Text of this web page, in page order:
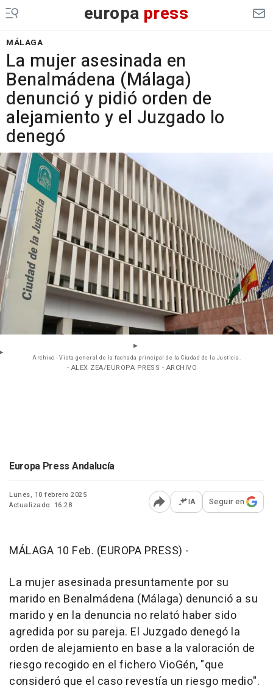
europa press
MÁLAGA
La mujer asesinada en
Benalmádena (Málaga)
denunció y pidió orden de
alejamiento y el Juzgado lo
denegó
Archivo - Vista general de la fachada principal de la Ciudad de la Justicia.
- ALEX ZEA/EUROPA PRESS - ARCHIVO
Europa Press Andalucía
Lunes, 10 febrero 2025
Actualizado: 16:28
Abrir opciones para
IA Seguir en
MÁLAGA 10 Feb. (EUROPA PRESS) -
La mujer asesinada presuntamente por su
marido en Benalmádena (Málaga) denunció a su
marido y en la denuncia no relató haber sido
agredida por su pareja. El Juzgado denegó la
orden de alejamiento en base a la valoración de
riesgo recogido en el fichero VioGén, "que
consideró que el caso revestía un riesgo medio".